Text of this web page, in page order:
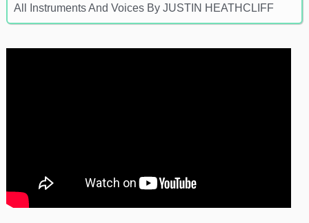
All Instruments And Voices By JUSTIN HEATHCLIFF